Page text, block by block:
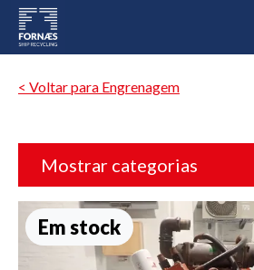
< Voltar para Engrenagem
Mostrar categorias
Em stock